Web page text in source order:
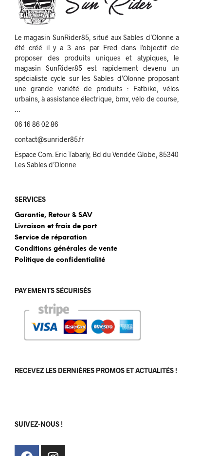
Le magasin SunRider85, situé aux Sables d’Olonne a
été créé il y a 3 ans par Fred dans l’objectif de
proposer des produits uniques et atypiques, le
magasin SunRider85 est rapidement devenu un
spécialiste cycle sur les Sables d’Olonne proposant
une grande variété de produits : Fatbike, vélos
urbains, à assistance électrique, bmx, vélo de course,
06 16 86 02 86
contact@sunrider85.fr
Espace Com. Eric Tabarly, Bd du Vendée Globe, 85340
Les Sables d’Olonne
SERVICES
Garantie, Retour & SAV
Livraison et frais de port
Service de réparation
Conditions générales de vente
Politique de confidentialité
PAYEMENTS SÉCURISÉS
RECEVEZ LES DERNIÈRES PROMOS ET ACTUALITÉS !
SUIVEZ-NOUS !